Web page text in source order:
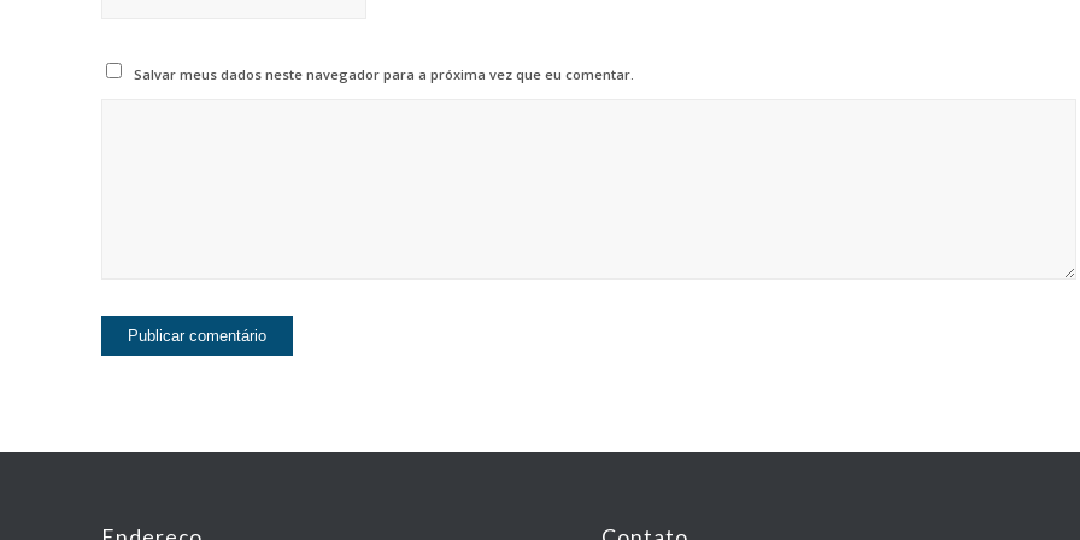
Salvar meus dados neste navegador para a próxima vez que eu comentar.